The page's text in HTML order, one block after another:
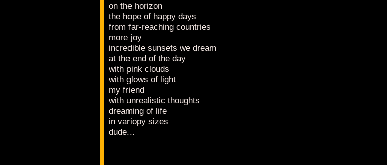
on the horizon
the hope of happy days
from far-reaching countries
more joy
incredible sunsets we dream
at the end of the day
with pink clouds
with glows of light
my friend
with unrealistic thoughts
dreaming of life
in variopy sizes
dude...